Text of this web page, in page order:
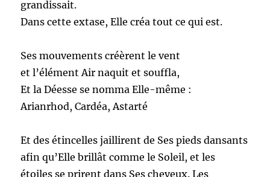
grandissait.
Dans cette extase, Elle créa tout ce qui est.
Ses mouvements créèrent le vent
et l’élément Air naquit et souffla,
Et la Déesse se nomma Elle-même :
Arianrhod, Cardéa, Astarté
Et des étincelles jaillirent de Ses pieds dansants
afin qu’Elle brillât comme le Soleil, et les
étoiles se prirent dans Ses cheveux. Les